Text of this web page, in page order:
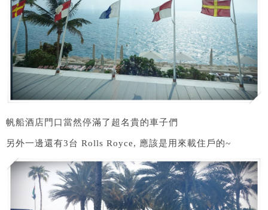
帆船酒店門口當然停滿了超名貴的車子們
另外一邊還有3台 Rolls Royce, 應該是用來載住戶的~